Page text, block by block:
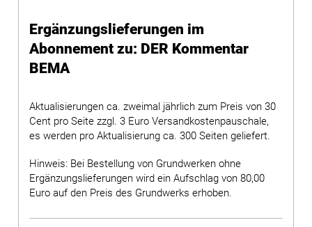
Ergänzungslieferungen im
Abonnement zu: DER Kommentar
BEMA
Aktualisierungen ca. zweimal jährlich zum Preis von 30
Cent pro Seite zzgl. 3 Euro Versandkostenpauschale,
es werden pro Aktualisierung ca. 300 Seiten geliefert.
Hinweis: Bei Bestellung von Grundwerken ohne
Ergänzungslieferungen wird ein Aufschlag von 80,00
Euro auf den Preis des Grundwerks erhoben.